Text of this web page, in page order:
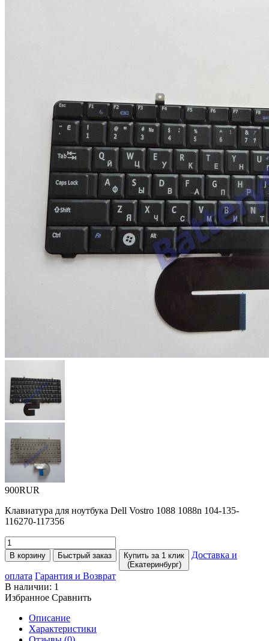
900RUR
Клавиатура для ноутбука Dell Vostro 1088 1088n 104-135-
116270-117356
В корзину Быстрый заказ
Купить за 1 клик
(Екатеринбург)
Доставка и
оплата Гарантия и Возврат
В наличии: 1
Избранное Сравнить
Описание
Характеристики